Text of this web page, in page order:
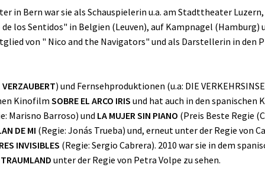
in Bern war sie als Schauspielerin u.a. am Stadttheater
los Sentidos" in Belgien (Leuven), auf Kampnagel (Hamburg)
von " Nico and the Navigators" und als Darstellerin in den
VERZAUBERT) und Fernsehproduktionen (u.a: DIE
Kinofilm SOBRE EL ARCO IRIS und hat auch in den spanischen
Marisno Barroso) und LA MUJER SIN PIANO (Preis Beste Regie
DE MI (Regie: Jonás Trueba) und, erneut unter der Regie von
INVISIBLES (Regie: Sergio Cabrera). 2010 war sie in dem
TRAUMLAND unter der Regie von Petra Volpe zu sehen.